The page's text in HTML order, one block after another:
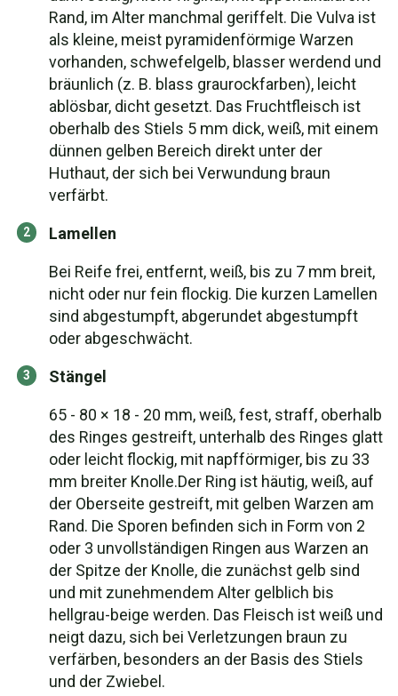
Rand, im Alter manchmal geriffelt. Die Vulva ist
als kleine, meist pyramidenförmige Warzen
vorhanden, schwefelgelb, blasser werdend und
bräunlich (z. B. blass graurockfarben), leicht
ablösbar, dicht gesetzt. Das Fruchtfleisch ist
oberhalb des Stiels 5 mm dick, weiß, mit einem
dünnen gelben Bereich direkt unter der
Huthaut, der sich bei Verwundung braun
verfärbt.
Lamellen
Bei Reife frei, entfernt, weiß, bis zu 7 mm breit,
nicht oder nur fein flockig. Die kurzen Lamellen
sind abgestumpft, abgerundet abgestumpft
oder abgeschwächt.
Stängel
65 - 80 × 18 - 20 mm, weiß, fest, straff, oberhalb
des Ringes gestreift, unterhalb des Ringes glatt
oder leicht flockig, mit napfförmiger, bis zu 33
mm breiter Knolle.Der Ring ist häutig, weiß, auf
der Oberseite gestreift, mit gelben Warzen am
Rand. Die Sporen befinden sich in Form von 2
oder 3 unvollständigen Ringen aus Warzen an
der Spitze der Knolle, die zunächst gelb sind
und mit zunehmendem Alter gelblich bis
hellgrau-beige werden. Das Fleisch ist weiß und
neigt dazu, sich bei Verletzungen braun zu
verfärben, besonders an der Basis des Stiels
und der Zwiebel.